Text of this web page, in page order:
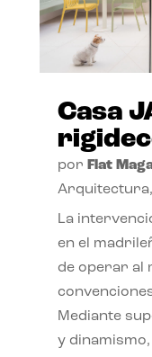
Casa
por Flat
Arquitectura,
La
en el
de operar al
Mediante
y